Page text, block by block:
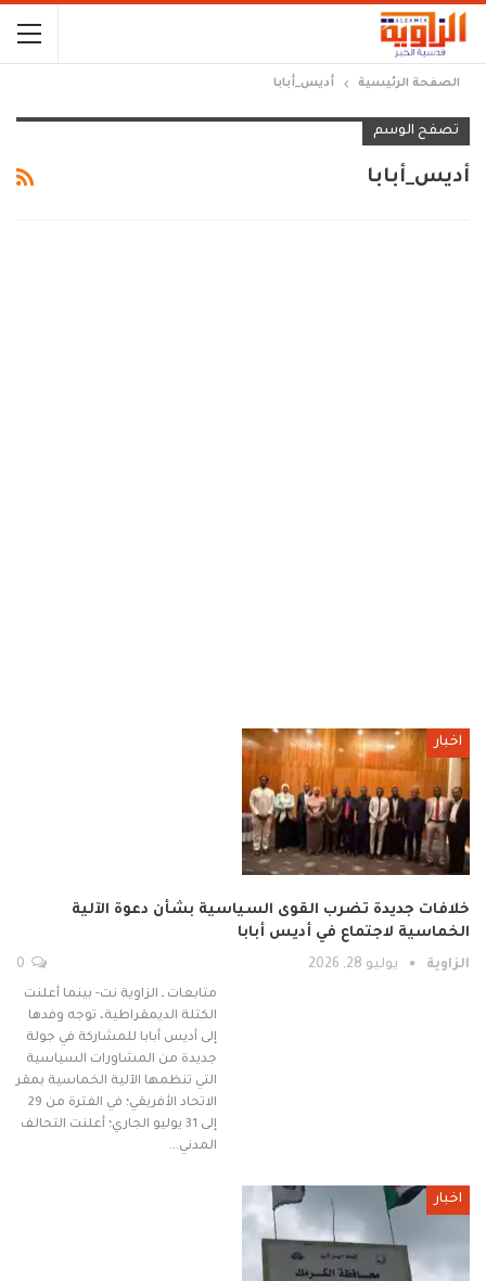
الصفحة الرئيسية أديس_أبابا
تصفح الوسم
أديس_أبابا
اخبار
خلافات جديدة تضرب القوى السياسية بشأن دعوة الآلية
الخماسية لاجتماع في أديس أبابا
الزاوية يوليو 28, 2026
متابعات ـ الزاوية نت- بينما أعلنت
الكتلة الديمقراطية، توجه وفدها
إلى أديس أبابا للمشاركة في جولة
جديدة من المشاورات السياسية
التي تنظمها الآلية الخماسية بمقر
الاتحاد الأفريقي؛ في الفترة من 29
إلى 31 يوليو الجاري؛ أعلنت التحالف
المدني…
اخبار